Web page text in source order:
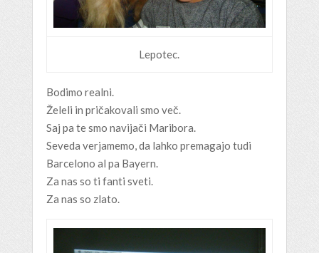
Lepotec.
Bodimo realni.
Želeli in pričakovali smo več.
Saj pa te smo navijači Maribora.
Seveda verjamemo, da lahko premagajo tudi
Barcelono al pa Bayern.
Za nas so ti fanti sveti.
Za nas so zlato.